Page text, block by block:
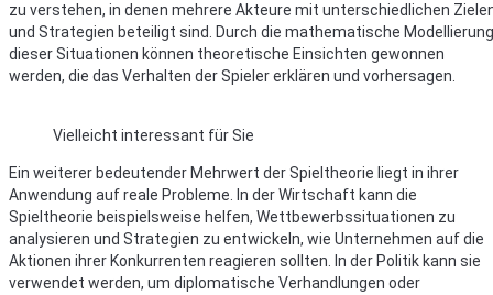
zu verstehen, in denen mehrere Akteure mit unterschiedlichen
und Strategien beteiligt sind. Durch die mathematische Modellierung
dieser Situationen können theoretische Einsichten gewonnen
werden, die das Verhalten der Spieler erklären und vorhersagen.
Vielleicht interessant für Sie
Ein weiterer bedeutender Mehrwert der Spieltheorie liegt in ihrer
Anwendung auf reale Probleme. In der Wirtschaft kann die
Spieltheorie beispielsweise helfen, Wettbewerbssituationen zu
analysieren und Strategien zu entwickeln, wie Unternehmen auf die
Aktionen ihrer Konkurrenten reagieren sollten. In der Politik kann sie
verwendet werden, um diplomatische Verhandlungen oder